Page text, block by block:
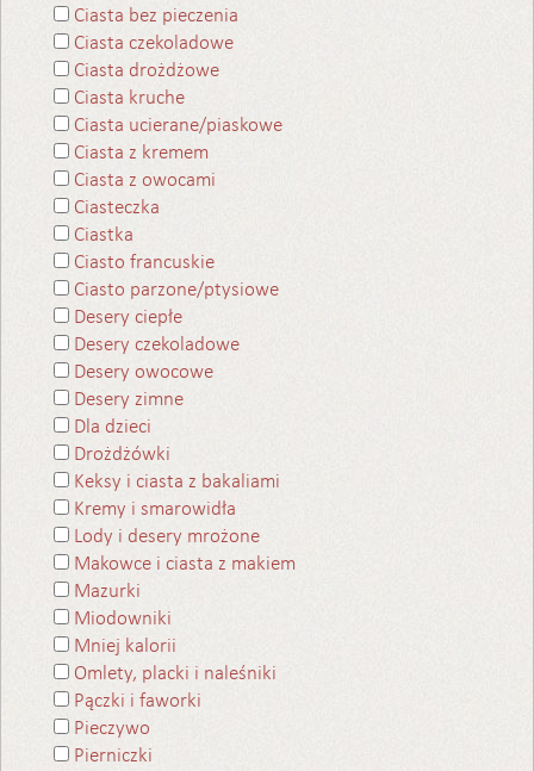
Ciasta bez pieczenia
Ciasta czekoladowe
Ciasta drożdżowe
Ciasta kruche
Ciasta ucierane/piaskowe
Ciasta z kremem
Ciasta z owocami
Ciasteczka
Ciastka
Ciasto francuskie
Ciasto parzone/ptysiowe
Desery ciepłe
Desery czekoladowe
Desery owocowe
Desery zimne
Dla dzieci
Drożdżówki
Keksy i ciasta z bakaliami
Kremy i smarowidła
Lody i desery mrożone
Makowce i ciasta z makiem
Mazurki
Miodowniki
Mniej kalorii
Omlety, placki i naleśniki
Pączki i faworki
Pieczywo
Pierniczki